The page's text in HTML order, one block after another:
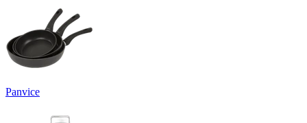
Panvice